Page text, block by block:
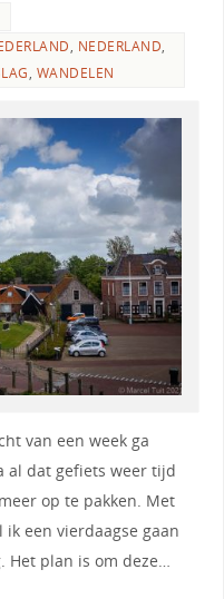
, NEDERLAND,
, WANDELEN
van een week ga
al dat gefiets weer tijd
op te pakken. Met
een vierdaagse gaan
Het plan is om deze…